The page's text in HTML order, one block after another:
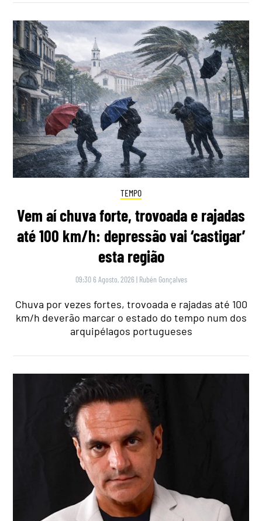
TEMPO
Vem aí chuva forte, trovoada e rajadas
até 100 km/h: depressão vai ‘castigar’
esta região
09:30 6 Agosto, 2026 | Rubén Gonçalves
Chuva por vezes fortes, trovoada e rajadas até 100
km/h deverão marcar o estado do tempo num dos
arquipélagos portugueses